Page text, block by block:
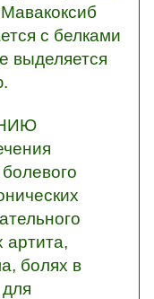
с белками
выделяется
артита,
болях в